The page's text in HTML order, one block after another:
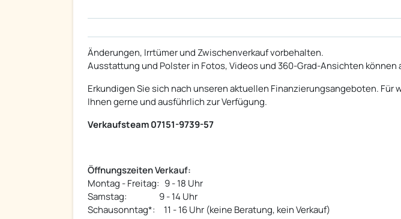
Änderungen, Irrtümer und Zwischenverkauf vorbehalten.
Ausstattung und Polster in Fotos, Videos und 360-Grad-Ansichten können
Erkundigen Sie sich nach unseren aktuellen Finanzierungsangeboten. Für
Ihnen gerne und ausführlich zur Verfügung.
Verkaufsteam 07151-9739-57
Öffnungszeiten Verkauf:
Montag - Freitag: 9 - 18 Uhr
Samstag: 9 - 14 Uhr
Schausonntag*: 11 - 16 Uhr (keine Beratung, kein Verkauf)